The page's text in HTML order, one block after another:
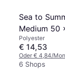
Sea to
Medium 50
Polyester
€ 14,53
Oder € 4,84/
6 Shops